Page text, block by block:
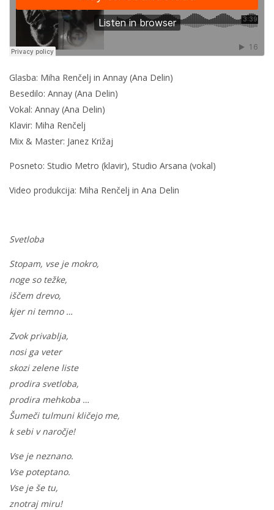
Glasba: Miha Renčelj in Annay (Ana Delin)
Besedilo: Annay (Ana Delin)
Vokal: Annay (Ana Delin)
Klavir: Miha Renčelj
Mix & Master: Janez Križaj
Posneto: Studio Metro (klavir), Studio Arsana (vokal)
Video produkcija: Miha Renčelj in Ana Delin
Svetloba
Stopam, vse je mokro,
noge so težke,
iščem drevo,
kjer ni temno …
Zvok privablja,
nosi ga veter
skozi zelene liste
prodira svetloba,
prodira mehkoba …
Šumeči tulmuni kličejo me,
k sebi v naročje!
Vse je neznano.
Vse poteptano.
Vse je še tu,
znotraj miru!